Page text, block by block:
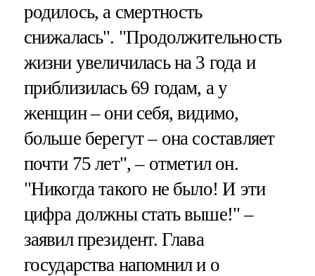
родилось, а смертность
снижалась". "Продолжительность
жизни увеличилась на 3 года и
приблизилась 69 годам, а у
женщин – они себя, видимо,
больше берегут – она составляет
почти 75 лет", – отметил он.
"Никогда такого не было! И эти
цифра должны стать выше!" –
заявил президент. Глава
государства напомнил и о